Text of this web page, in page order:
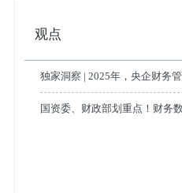
观点
独家洞察 | 2025年，央企财务
企财务工作会要点提炼!
国资委、财政部划重点！财务